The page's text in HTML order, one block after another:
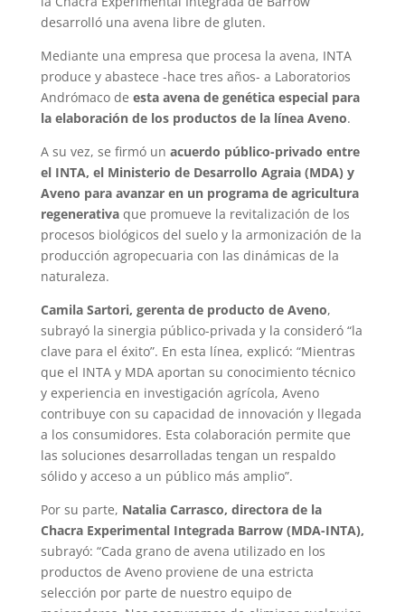
desarrolló una avena libre de gluten.
Mediante una empresa que procesa la avena, INTA
produce y abastece -hace tres años- a Laboratorios
Andrómaco de esta avena de genética especial para
la elaboración de los productos de la línea Aveno.
A su vez, se firmó un acuerdo público-privado entre
el INTA, el Ministerio de Desarrollo Agraia (MDA) y
Aveno para avanzar en un programa de agricultura
regenerativa que promueve la revitalización de los
procesos biológicos del suelo y la armonización de la
producción agropecuaria con las dinámicas de la
naturaleza.
Camila Sartori, gerenta de producto de Aveno,
subrayó la sinergia público-privada y la consideró “la
clave para el éxito”. En esta línea, explicó: “Mientras
que el INTA y MDA aportan su conocimiento técnico
y experiencia en investigación agrícola, Aveno
contribuye con su capacidad de innovación y llegada
a los consumidores. Esta colaboración permite que
las soluciones desarrolladas tengan un respaldo
sólido y acceso a un público más amplio”.
Por su parte, Natalia Carrasco, directora de la
Chacra Experimental Integrada Barrow (MDA-INTA),
subrayó: “Cada grano de avena utilizado en los
productos de Aveno proviene de una estricta
selección por parte de nuestro equipo de